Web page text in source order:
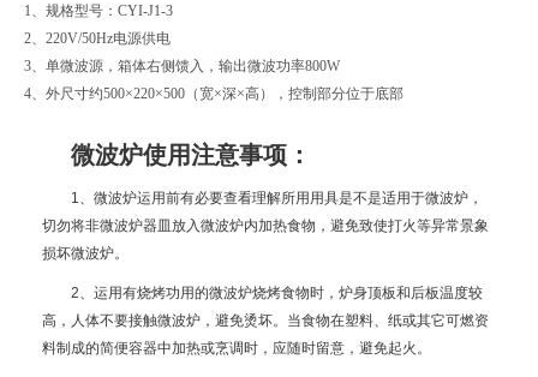
1、规格型号：CYI-J1-3
2、220V/50Hz电源供电
3、单微波源，箱体右侧馈入，输出微波功率800W
4、外尺寸约500×220×500（宽×深×高），控制部分位于底部
微波炉使用注意事项：
1、微波炉运用前有必要查看理解所用用具是不是适用于微波炉，
切勿将非微波炉器皿放入微波炉内加热食物，避免致使打火等异常景象
损坏微波炉。
2、运用有烧烤功用的微波炉烧烤食物时，炉身顶板和后板温度较
高，人体不要接触微波炉，避免烫坏。当食物在塑料、纸或其它可燃资
料制成的简便容器中加热或烹调时，应随时留意，避免起火。